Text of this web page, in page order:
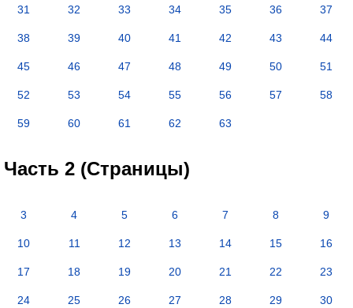
31 32 33 34 35 36 37
38 39 40 41 42 43 44
45 46 47 48 49 50 51
52 53 54 55 56 57 58
59 60 61 62 63
Часть 2 (Страницы)
3 4 5 6 7 8 9
10 11 12 13 14 15 16
17 18 19 20 21 22 23
24 25 26 27 28 29 30